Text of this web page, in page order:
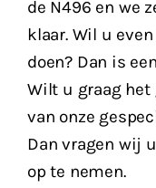
de N496 en we
klaar. Wil u
doen? Dan is
Wilt u graag het
van onze
Dan vragen wij
op te nemen.